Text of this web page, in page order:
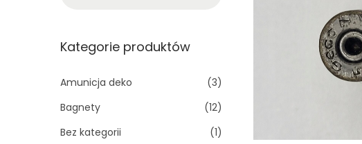
i
a
t
i
t
n
t
k
j
:
Kategorie produktów
Amunicja deko
(3)
Bagnety
(12)
Bez kategorii
(1)